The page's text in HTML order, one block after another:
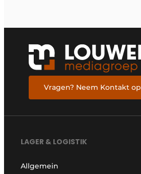
Vragen? Neem Kontakt op
LAGER & LOGISTIK
Allgemein